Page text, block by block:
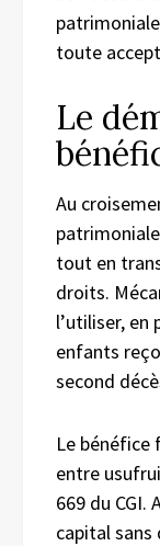
toute
Le
Au
tout en
droits.
l’utiliser, en
enfants
second
Le bénéfice
entre
669 du
capital sans